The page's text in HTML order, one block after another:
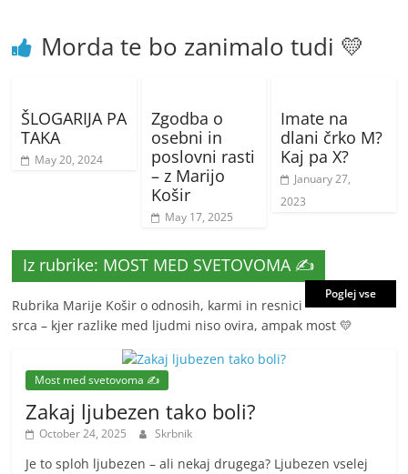
Morda te bo zanimalo tudi 💛
ŠLOGARIJA PA
TAKA
May 20, 2024
Zgodba o
osebni in
poslovni rasti
– z Marijo
Košir
May 17, 2025
Imate na
dlani črko M?
Kaj pa X?
January 27,
2023
Iz rubrike: MOST MED SVETOVOMA ✍️
Poglej vse
Rubrika Marije Košir o odnosih, karmi in resnici
srca – kjer razlike med ljudmi niso ovira, ampak most 💛
Most med svetovoma ✍️
Zakaj ljubezen tako boli?
October 24, 2025 Skrbnik
Je to sploh ljubezen – ali nekaj drugega? Ljubezen vselej